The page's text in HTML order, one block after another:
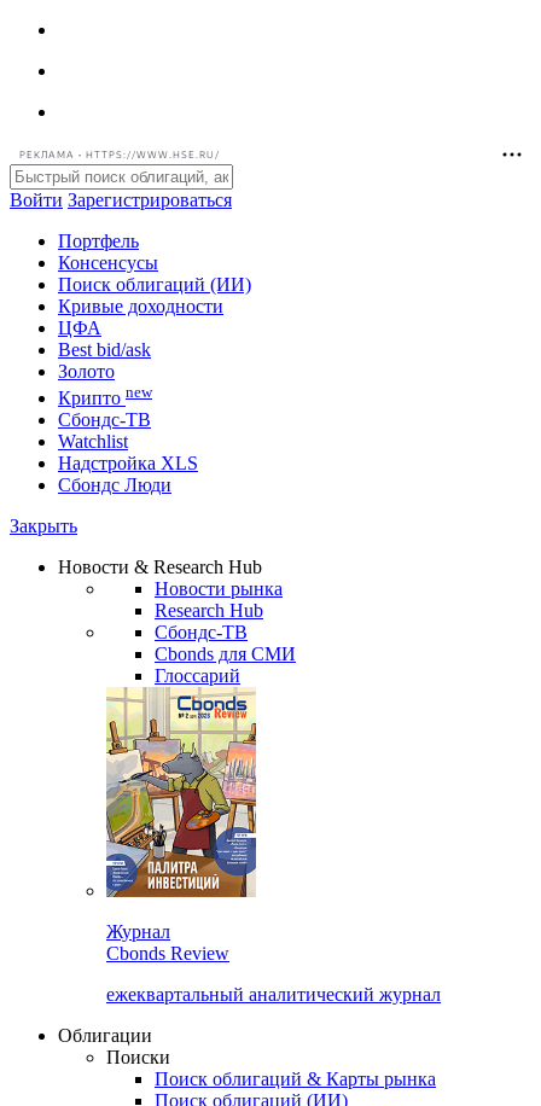
РЕКЛАМА • HTTPS://WWW.HSE.RU/
Войти Зарегистрироваться
Портфель
Консенсусы
Поиск облигаций (ИИ)
Кривые доходности
ЦФА
Best bid/ask
Золото
Крипто new
Watchlist
Сбондс Люди
Новости & Research Hub
Новости рынка
Research Hub
Сбондс-ТВ
Cbonds для СМИ
Глоссарий
Cbonds Review
ежеквартальный аналитический журнал